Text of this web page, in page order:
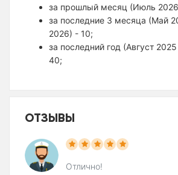
за прошлый месяц (Июль
за последние 3 месяца (Май
2026) - 10;
за последний год (Август
40;
ОТЗЫВЫ
Отлично!